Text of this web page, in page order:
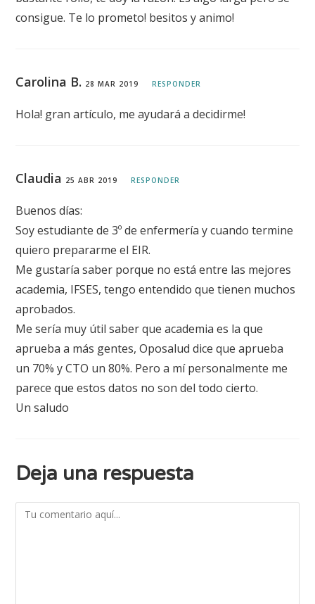
consigue. Te lo prometo! besitos y animo!
Carolina B. 28 MAR 2019 RESPONDER
Hola! gran artículo, me ayudará adecidirme!
Claudia 25 ABR 2019 RESPONDER
Buenos días:
Soy estudiante de 3º de enfermería y cuando termine
quiero prepararme el EIR.
Me gustaría saber porque no está entre las mejores
academia, IFSES, tengo entendido que tienen muchos
aprobados.
Me sería muy útil saber que academia es la que
aprueba a más gentes, Oposalud dice que aprueba
un 70% y CTO un 80%. Pero a mí personalmente me
parece que estos datos no son del todo cierto.
Un saludo
Deja una respuesta